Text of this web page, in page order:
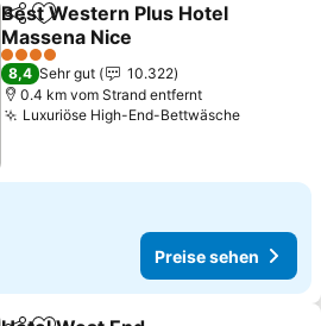
TeilenZu Favoriten hinzufügen
Best Western Plus Hotel
Massena Nice
Preise sehen
4 Sterne
8,4 Sehr gut
10.322
0.4 km vom Strand entfernt
Luxuriöse High-End-BettwäschePreise
Preise sehen